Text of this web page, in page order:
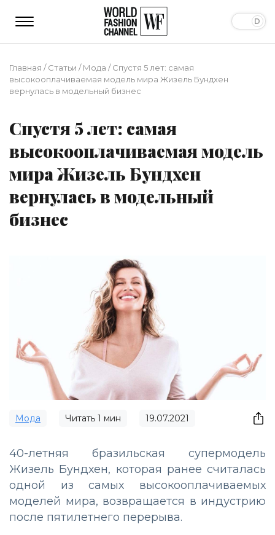
Главная /Статьи /Мода /Спустя 5 лет: самая
высокооплачиваемая модель мира Жизель Бундхен
вернулась в модельный бизнес
Спустя 5 лет: самая
высокооплачиваемая модель
мира Жизель Бундхен
вернулась в модельный
бизнес
Мода Читать 1 мин 19.07.2021
40-летняя бразильская супермодель
Жизель Бундхен, которая ранее считалась
одной из самых высокооплачиваемых
моделей мира, возвращается в индустрию
после пятилетнего перерыва.